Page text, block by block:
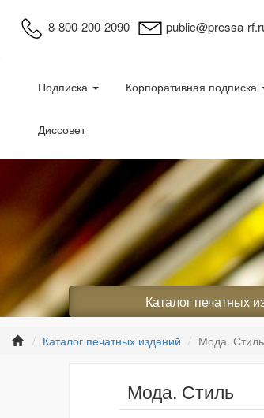
8-800-200-2090 public@pressa-
Подписка Корпоративная подписка
Диссовет
Каталог печатных
Каталог печатных изданий Мода. Стиль
Мода. Стиль